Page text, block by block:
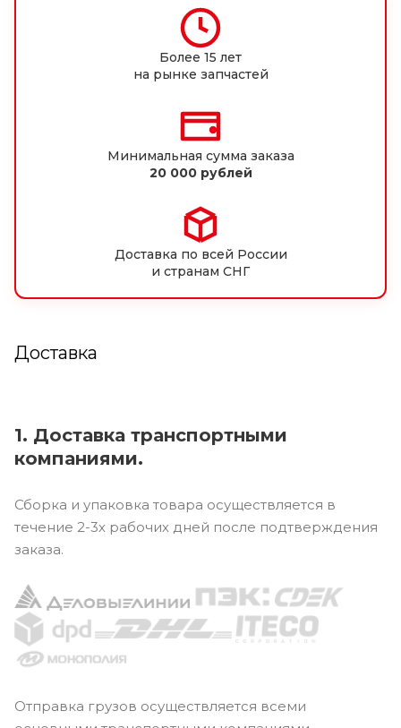
Более 15 лет
на рынке запчастей
Минимальная сумма заказа
20 000 рублей
Доставка по всей России
и странам СНГ
Доставка
1. Доставка транспортными
компаниями.
Сборка и упаковка товара осуществляется в
течение 2-3х рабочих дней после подтверждения
заказа.
Отправка грузов осуществляется всеми